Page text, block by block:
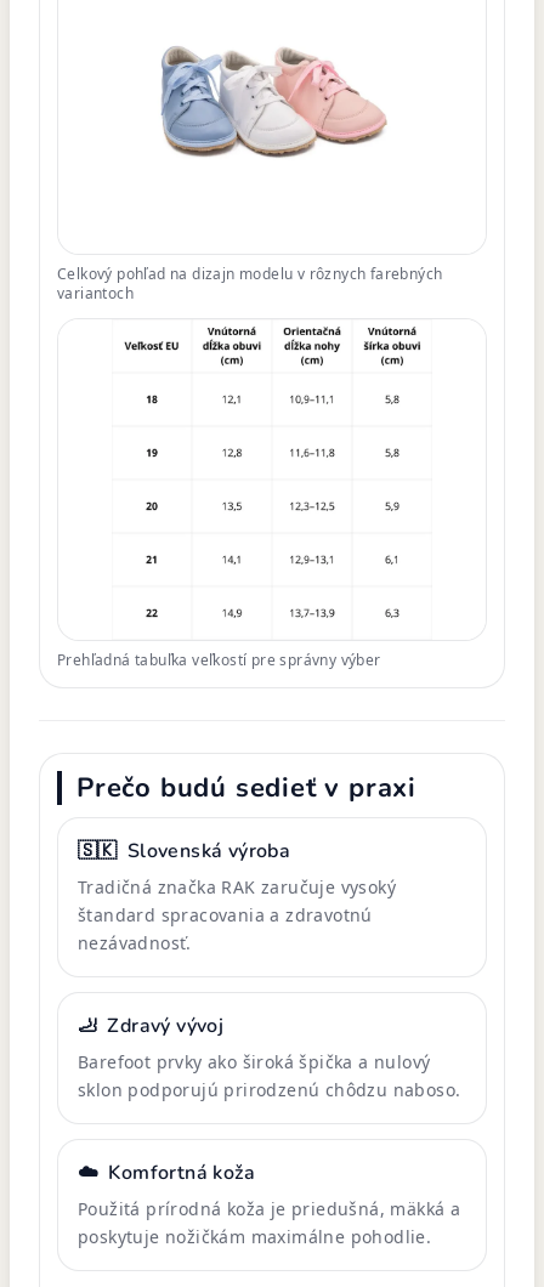
Celkový pohľad na dizajn modelu v rôznych farebných
variantoch
Prehľadná tabuľka veľkostí pre správny výber
Prečo budú sedieť v praxi
🇸🇰 Slovenská výroba
Tradičná značka RAK zaručuje vysoký
štandard spracovania a zdravotnú
nezávadnosť.
🦶 Zdravý vývoj
Barefoot prvky ako široká špička a nulový
sklon podporujú prirodzenú chôdzu naboso.
☁️ Komfortná koža
Použitá prírodná koža je priedušná, mäkká a
poskytuje nožičkám maximálne pohodlie.